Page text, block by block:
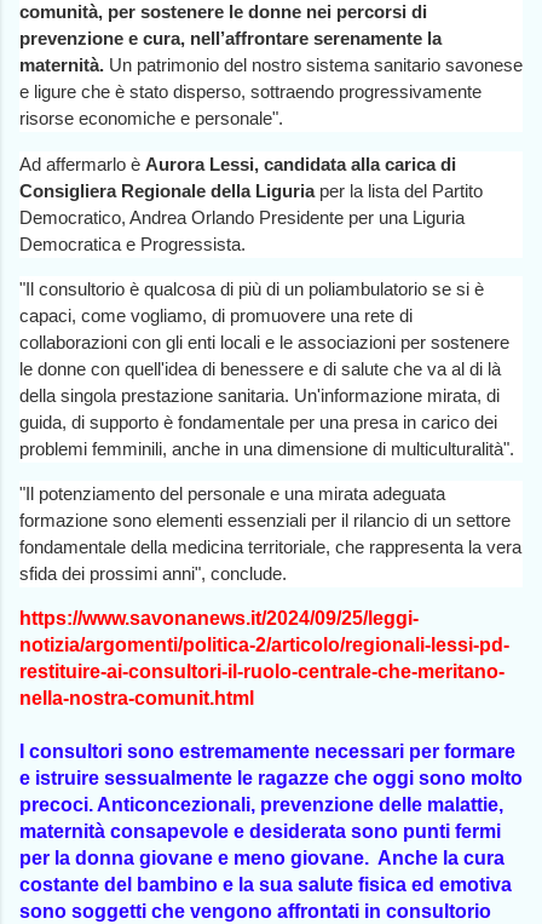
comunità, per sostenere le donne nei percorsi di
prevenzione e cura, nell’affrontare serenamente la
maternità. Un patrimonio del nostro sistema sanitario savonese
e ligure che è stato disperso, sottraendo progressivamente
risorse economiche e personale".
Ad affermarlo è Aurora Lessi, candidata alla carica di
Consigliera Regionale della Liguriaper la lista del Partito
Democratico, Andrea Orlando Presidente per una Liguria
Democratica e Progressista.
"Il consultorio è qualcosa di più di un poliambulatorio se si è
capaci, come vogliamo, di promuovere una rete di
collaborazioni con gli enti locali e le associazioni per sostenere
le donne con quell'idea di benessere e di salute che va al di là
della singola prestazione sanitaria. Un'informazione mirata, di
guida, di supporto è fondamentale per una presa in carico dei
problemi femminili, anche in una dimensione di multiculturalità".
"Il potenziamento del personale e una mirata adeguata
formazione sono elementi essenziali per il rilancio di un settore
fondamentale della medicina territoriale, che rappresenta la vera
sfida dei prossimi anni", conclude.
https://www.savonanews.it/2024/09/25/leggi-
notizia/argomenti/politica-2/articolo/regionali-lessi-pd-
restituire-ai-consultori-il-ruolo-centrale-che-meritano-
nella-nostra-comunit.html
I consultori sono estremamente necessari per formare
e istruire sessualmente le ragazze che oggi sono molto
precoci. Anticoncezionali, prevenzione delle malattie,
maternità consapevole e desiderata sono punti fermi
per la donna giovane e meno giovane. Anche la cura
costante del bambino e la sua salute fisica ed emotiva
sono soggetti che vengono affrontati in consultorio